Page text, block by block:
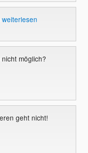
weiterlesen
möglich?
geht nicht!